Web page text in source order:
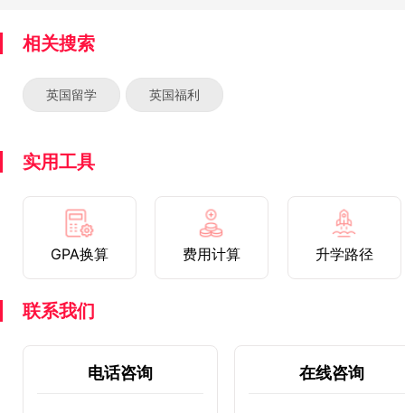
相关搜索
英国留学 英国福利
实用工具
GPA换算 费用计算 升学路径
联系我们
电话咨询 在线咨询